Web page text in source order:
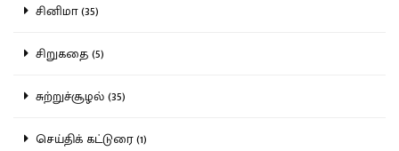
சினிமா (35)
சிறுகதை (5)
சுற்றுச்சூழல் (35)
செய்திக் கட்டுரை (1)